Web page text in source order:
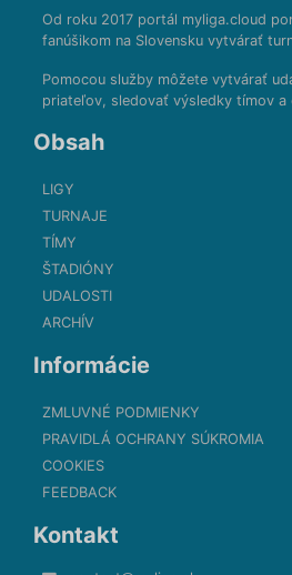
Od roku 2017 portál myliga.cloud
fanúšikom na Slovensku vytvárať
Pomocou služby môžete vytvárať
priateľov, sledovať výsledky tímov a
Obsah
LIGY
TURNAJE
TÍMY
ŠTADIÓNY
UDALOSTI
ARCHÍV
Informácie
ZMLUVNÉ PODMIENKY
PRAVIDLÁ OCHRANY SÚKROMIA
COOKIES
FEEDBACK
Kontakt